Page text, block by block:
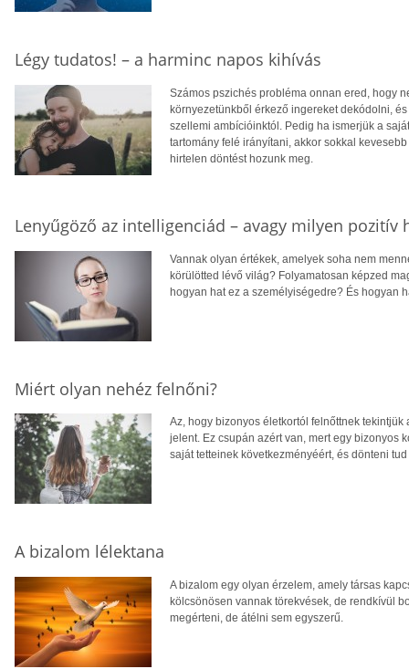
Légy tudatos! – a harminc napos kihívás
Számos pszichés probléma onnan ered, hogy
környezetünkből érkező ingereket dekódolni,
szellemi ambícióinktól. Pedig ha ismerjük a
tartomány felé irányítani, akkor sokkal
hirtelen döntést hozunk meg.
Lenyűgöző az intelligenciád – avagy milyen pozitív
Vannak olyan értékek, amelyek soha nem
körülötted lévő világ? Folyamatosan képzed
hogyan hat ez a személyiségedre? És hogyan
Miért olyan nehéz felnőni?
Az, hogy bizonyos életkortól felnőttnek
jelent. Ez csupán azért van, mert egy bizonyos
saját tetteinek következményéért, és dönteni
A bizalom lélektana
A bizalom egy olyan érzelem, amely társas
kölcsönösen vannak törekvések, de rendkívül
megérteni, de átélni sem egyszerű.